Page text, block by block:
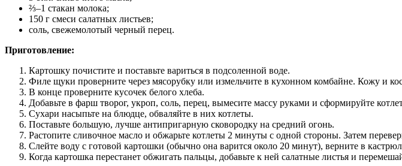
⅔–1 стакан молока;
150 г смеси салатных листьев;
соль, свежемолотый черный перец.
Приготовление:
Картошку почистите и поставьте вариться в подсоленной воде.
Филе щуки проверните через мясорубку или измельчите в кухонном комбайне. Кожу и
В конце проверните кусочек белого хлеба.
Добавьте в фарш творог, укроп, соль, перец, вымесите массу руками и сформируйте
Сухари насыпьте на блюдце, обваляйте в них котлеты.
Поставьте большую, лучше антипригарную сковородку на средний огонь.
Растопите сливочное масло и обжарьте котлеты 2 минуты с одной стороны. Затем
Слейте воду с готовой картошки (обычно она варится около 20 минут), верните в
Когда картошка перестанет обжигать пальцы, добавьте к ней салатные листья и